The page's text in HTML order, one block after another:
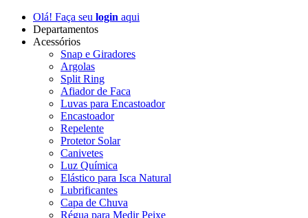
Olá! Faça seu login aqui
Departamentos
Acessórios
Snap e Giradores
Argolas
Split Ring
Afiador de Faca
Luvas para Encastoador
Encastoador
Repelente
Protetor Solar
Canivetes
Luz Química
Elástico para Isca Natural
Lubrificantes
Capa de Chuva
Régua para Medir Peixe